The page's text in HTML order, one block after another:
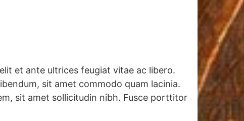
et ante ultrices feugiat vitae ac libero.
sit amet commodo quam lacinia.
sit amet sollicitudin nibh. Fusce porttitor